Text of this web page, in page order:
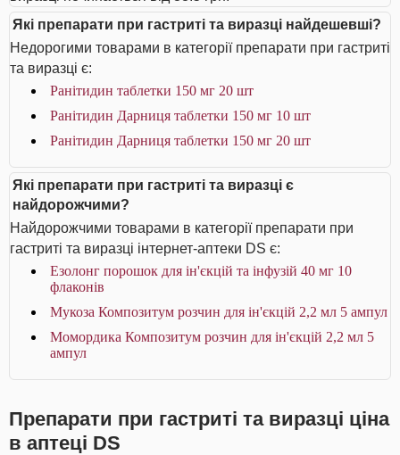
Які препарати при гастриті та виразці найдешевші?
Недорогими товарами в категорії препарати при гастриті
та виразці є:
Ранітидин таблетки 150 мг 20 шт
Ранітидин Дарниця таблетки 150 мг 10 шт
Ранітидин Дарниця таблетки 150 мг 20 шт
Які препарати при гастриті та виразці є
найдорожчими?
Найдорожчими товарами в категорії препарати при
гастриті та виразці інтернет-аптеки DS є:
Езолонг порошок для ін'єкцій та інфузій 40 мг 10
флаконів
Мукоза Композитум розчин для ін'єкцій 2,2 мл 5 ампул
Момордика Композитум розчин для ін'єкцій 2,2 мл 5
ампул
Препарати при гастриті та виразці ціна
в аптеці DS